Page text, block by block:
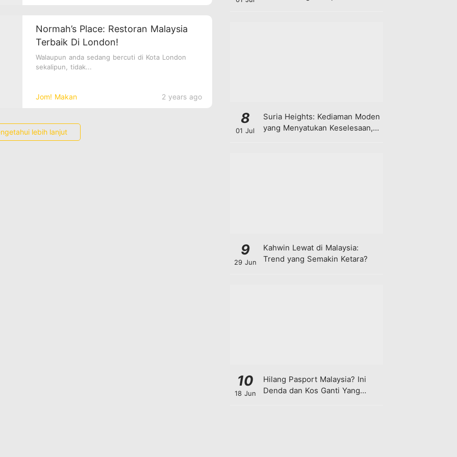
Jom! Makan 2 years ago
Normah’s Place: Restoran Malaysia
Terbaik Di London!
Walaupun anda sedang bercuti di Kota London
sekalipun, tidak...
lebih lanjut
8
01 Jul
Suria Heights: Kediaman Moden
yang Menyatukan Keselesaan,
9
29 Jun
Kahwin Lewat di Malaysia:
Trend yang Semakin Ketara?
10
18 Jun
Hilang Pasport Malaysia? Ini
Denda dan Kos Ganti Yang